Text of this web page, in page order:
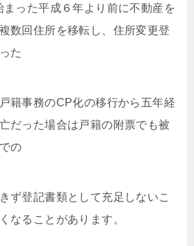
まった平成６年より前に不動産を
数回住所を移転し、住所変更登
た
籍事務のCP化の移行から五年経
だった場合は戸籍の附票でも被
の
ず登記書類として充足しないこ
なることがあります。